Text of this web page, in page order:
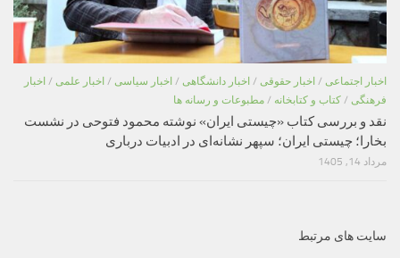
اخبار اجتماعی / اخبار حقوقی / اخبار دانشگاهی / اخبار سیاسی / اخبار علمی / اخبار
فرهنگی / کتاب و کتابخانه / مطبوعات و رسانه ها
نقد و بررسی کتاب «چیستی ایران» نوشته محمود فتوحی در نشست
بخارا؛ چیستی ایران؛ سپهر نشانه‌ای در ادبیات درباری
مرداد 14, 1405
سایت های مرتبط